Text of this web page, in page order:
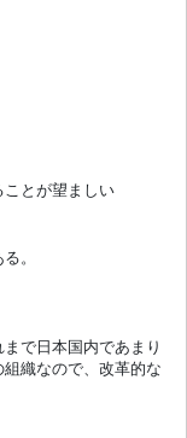
とが望ましい
。
で日本国内であまり
織なので、改革的な